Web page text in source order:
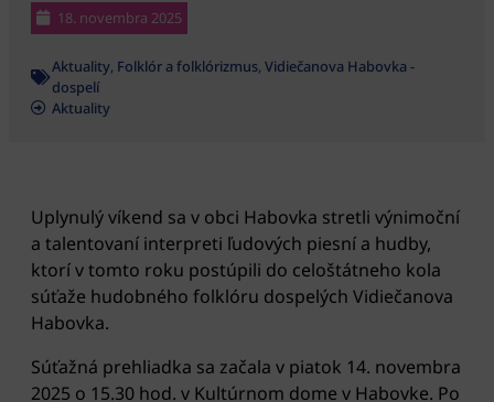
18. novembra 2025
Aktuality, Folklór a folklórizmus, Vidiečanova Habovka -
dospelí
Aktuality
Uplynulý víkend sa v obci Habovka stretli výnimoční
a talentovaní interpreti ľudových piesní a hudby,
ktorí v tomto roku postúpili do celoštátneho kola
súťaže hudobného folklóru dospelých Vidiečanova
Habovka.
Súťažná prehliadka sa začala v piatok 14. novembra
2025 o 15.30 hod. v Kultúrnom dome v Habovke. Po